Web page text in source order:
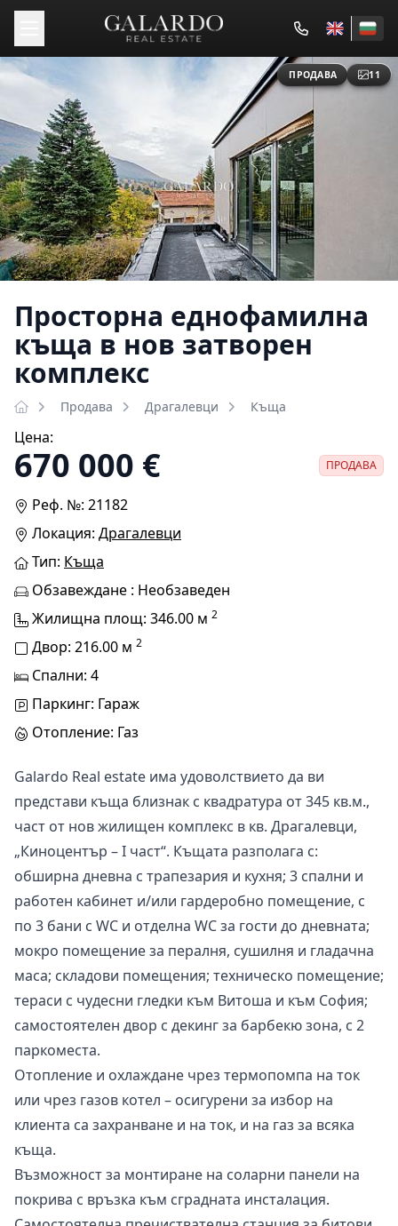
ПРОДАВА 11
Просторна еднофамилна
къща в нов затворен
комплекс
Продава Драгалевци Къща
Цена:
670 000 € ПРОДАВА
Реф. №: 21182
Локация: Драгалевци
Тип: Къща
Обзавеждане : Необзаведен
Жилищна площ: 346.00 м 2
Двор: 216.00 м 2
Спални: 4
Паркинг: Гараж
Отопление: Газ
Galardo Real estate има удоволствието да ви
представи къща близнак с квадратура от 345 кв.м.,
част от нов жилищен комплекс в кв. Драгалевци,
„Киноцентър – I част“. Къщата разполага с:
обширна дневна с трапезария и кухня; 3 спални и
работен кабинет и/или гардеробно помещение, с
по 3 бани с WC и отделна WC за гости до дневната;
мокро помещение за пералня, сушилня и гладачна
маса; складови помещения; техническо помещение;
тераси с чудесни гледки към Витоша и към София;
самостоятелен двор с декинг за барбекю зона, с 2
паркоместа.
Отопление и охлаждане чрез термопомпа на ток
или чрез газов котел – осигурени за избор на
клиента са захранване и на ток, и на газ за всяка
къща.
Възможност за монтиране на соларни панели на
покрива с връзка към сградната инсталация.